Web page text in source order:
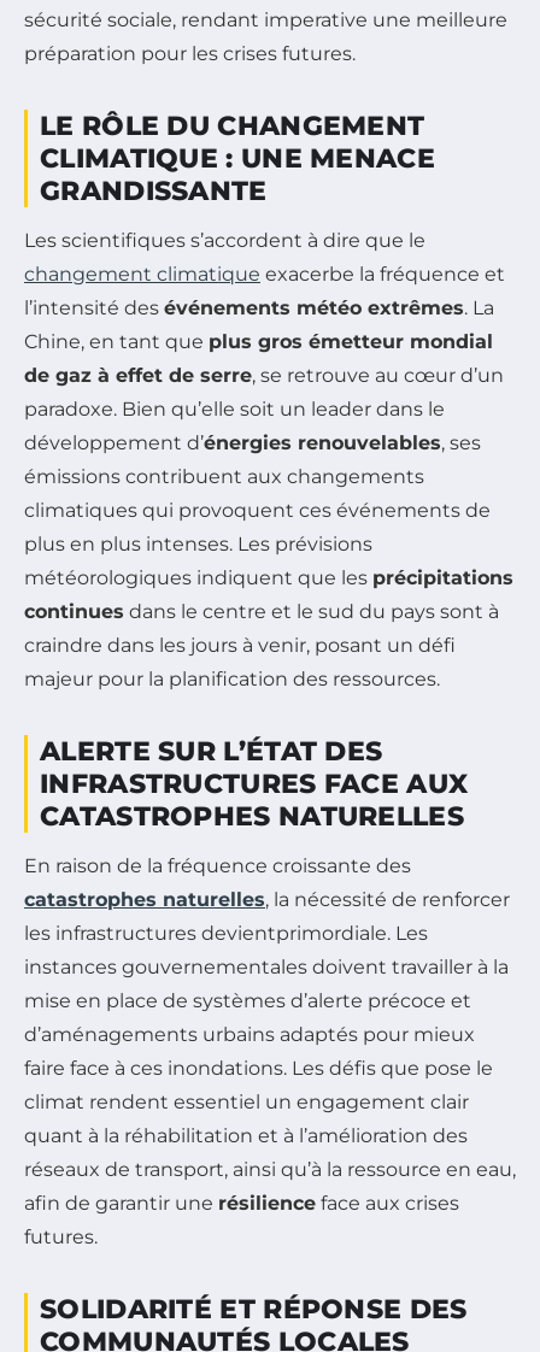
sécurité sociale, rendant imperative une meilleure
préparation pour les crises futures.
LE RÔLE DU CHANGEMENT
CLIMATIQUE : UNE MENACE
GRANDISSANTE
Les scientifiques s’accordent à dire que le
changement climatique exacerbe la fréquence et
l’intensité des événements météo extrêmes. La
Chine, en tant que plus gros émetteur mondial
de gaz à effet de serre, se retrouve au cœur d’un
paradoxe. Bien qu’elle soit un leader dans le
développement d’énergies renouvelables, ses
émissions contribuent aux changements
climatiques qui provoquent ces événements de
plus en plus intenses. Les prévisions
météorologiques indiquent que les précipitations
continues dans le centre et le sud du pays sont à
craindre dans les jours à venir, posant un défi
majeur pour la planification des ressources.
ALERTE SUR L’ÉTAT DES
INFRASTRUCTURES FACE AUX
CATASTROPHES NATURELLES
En raison de la fréquence croissante des
catastrophes naturelles, la nécessité de renforcer
les infrastructures devientprimordiale. Les
instances gouvernementales doivent travailler à la
mise en place de systèmes d’alerte précoce et
d’aménagements urbains adaptés pour mieux
faire face à ces inondations. Les défis que pose le
climat rendent essentiel un engagement clair
quant à la réhabilitation et à l’amélioration des
réseaux de transport, ainsi qu’à la ressource en eau,
afin de garantir une résilience face aux crises
futures.
SOLIDARITÉ ET RÉPONSE DES
COMMUNAUTÉS LOCALES